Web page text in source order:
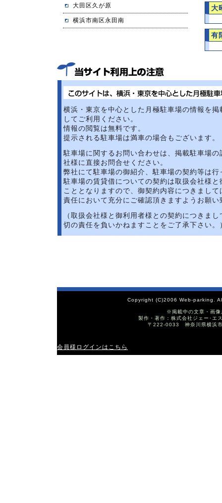
大田区久が原
横浜市南区永田南
大
有
横浜・東京を中心とした月極駐車場の情報を
してご利用ください。
情報の閲覧は無料です。
提示される駐車場は満車の場合もございます。
駐車場に関するお問い合わせは、掲載駐車場
社様に直接お問合せください。
弊社にて駐車場の御紹介、駐車場の契約等は
駐車場の賃貸借についての契約は取扱会社様
こととなりますので、御契約内容につきまし
責任において充分にご確認頂きますようお願い
（取扱会社様と御利用者様との契約につきま
切の責任を負いかねますことをご了承下さい。
Copyright (C)2006 Web-parking.
※掲載中の文章・画像
製作・著作：株式会社ジェー･
〒222-0033 神奈川県横浜
会員様ログインはこちら